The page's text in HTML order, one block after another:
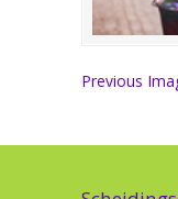
Previous